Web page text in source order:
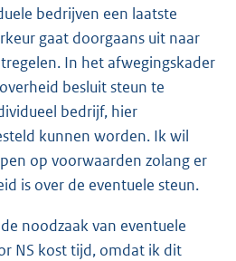
bedrijven een laatste
gaat doorgaans uit naar
In het afwegingskader
besluit steun te
bedrijf, hier
kunnen worden. Ik wil
op voorwaarden zolang er
is over de eventuele steun.
noodzaak van eventuele
NS kost tijd, omdat ik dit